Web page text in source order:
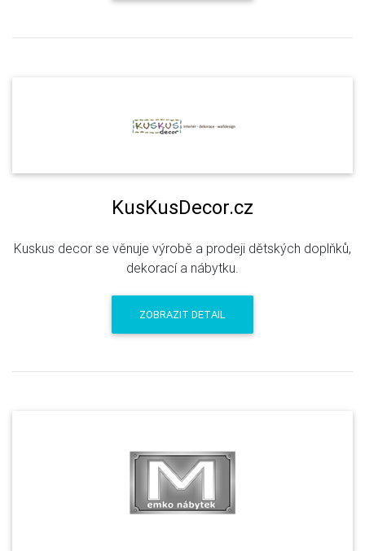
KusKusDecor.cz
Kuskus decor se věnuje výrobě a prodeji dětských doplňků,
dekorací a nábytku.
ZOBRAZIT DETAIL